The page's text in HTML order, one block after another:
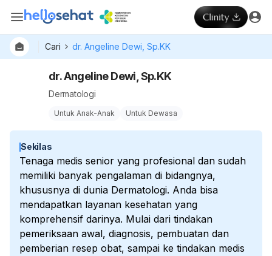
Cari dr. Angeline Dewi, Sp.KK
dr. Angeline Dewi, Sp.KK
Dermatologi
Untuk Anak-Anak Untuk Dewasa
Sekilas
Tenaga medis senior yang profesional dan sudah
memiliki banyak pengalaman di bidangnya,
khususnya di dunia Dermatologi. Anda bisa
mendapatkan layanan kesehatan yang
komprehensif darinya. Mulai dari tindakan
pemeriksaan awal, diagnosis, pembuatan dan
pemberian resep obat, sampai ke tindakan medis